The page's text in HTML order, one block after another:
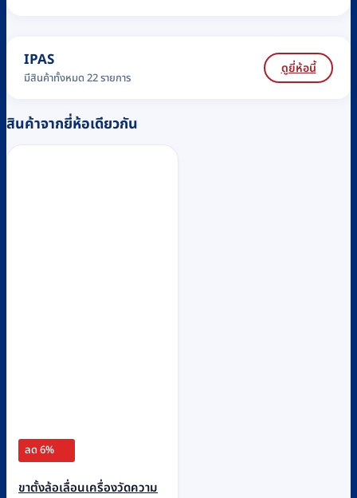
IPAS
มีสินค้าทั้งหมด 22 รายการ
ดูยี่ห้อนี้
สินค้าจากยี่ห้อเดียวกัน
ลด 6%
ขาตั้งล้อเลื่อนเครื่องวัดความ